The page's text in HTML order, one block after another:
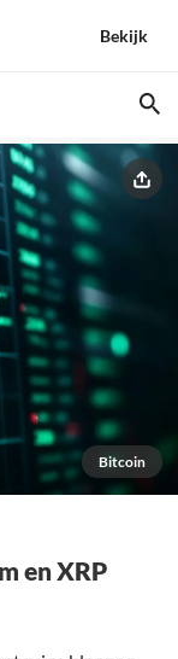
Bekijk
Bitcoin
en XRP